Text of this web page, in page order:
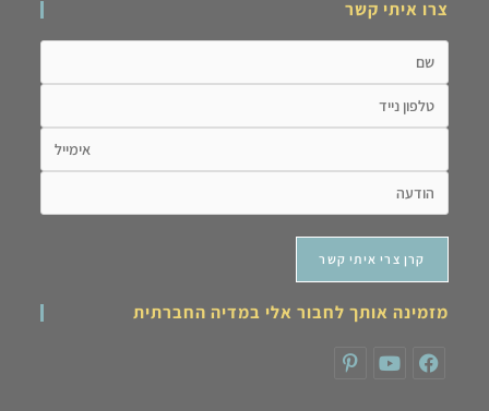
צרו איתי קשר
מזמינה אותך לחבור אלי במדיה החברתית